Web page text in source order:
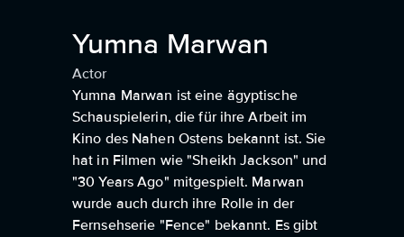
Yumna Marwan
Actor
Yumna Marwan ist eine ägyptische
Schauspielerin, die für ihre Arbeit im
Kino des Nahen Ostens bekannt ist. Sie
hat in Filmen wie "Sheikh Jackson" und
"30 Years Ago" mitgespielt. Marwan
wurde auch durch ihre Rolle in der
Fernsehserie "Fence" bekannt. Es gibt